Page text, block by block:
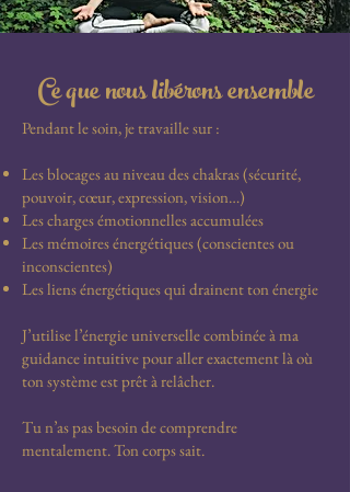
Ce que nous libérons ensemble
Pendant le soin, je travaille sur :
Les blocages au niveau des chakras (sécurité,
pouvoir, cœur, expression, vision…)
Les charges émotionnelles accumulées
Les mémoires énergétiques (conscientes ou
inconscientes)
Les liens énergétiques qui drainent ton énergie
J’utilise l’énergie universelle combinée à ma
guidance intuitive pour aller exactement là où
ton système est prêt à relâcher.
Tu n’as pas besoin de comprendre
mentalement. Ton corps sait.